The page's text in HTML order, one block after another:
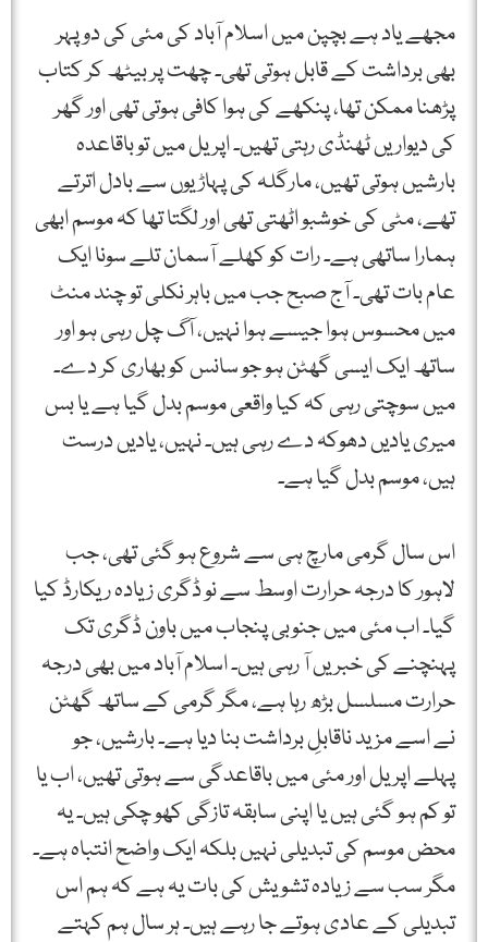
مجھے یاد ہے بچپن میں اسلام آباد کی مئی کی دوپہر
بھی برداشت کے قابل ہوتی تھی۔ چھت پر بیٹھ کر کتاب
پڑھنا ممکن تھا، پنکھے کی ہوا کافی ہوتی تھی اور گھر
کی دیواریں ٹھنڈی رہتی تھیں۔ اپریل میں تو باقاعدہ
بارشیں ہوتی تھیں، مارگلہ کی پہاڑیوں سے بادل اترتے
تھے، مٹی کی خوشبو اٹھتی تھی اور لگتا تھا کہ موسم ابھی
ہمارا ساتھی ہے۔ رات کو کھلے آسمان تلے سونا ایک
عام بات تھی۔ آج صبح جب میں باہر نکلی تو چند منٹ
میں محسوس ہوا جیسے ہوا نہیں، آگ چل رہی ہو اور
ساتھ ایک ایسی گھٹن ہو جو سانس کو بھاری کر دے۔
میں سوچتی رہی کہ کیا واقعی موسم بدل گیا ہے یا بس
میری یادیں دھوکہ دے رہی ہیں۔ نہیں، یادیں درست
ہیں، موسم بدل گیا ہے۔
اس سال گرمی مارچ ہی سے شروع ہو گئی تھی، جب
لاہور کا درجہ حرارت اوسط سے نو ڈگری زیادہ ریکارڈ کیا
گیا۔ اب مئی میں جنوبی پنجاب میں باون ڈگری تک
پہنچنے کی خبریں آ رہی ہیں۔ اسلام آباد میں بھی درجہ
حرارت مسلسل بڑھ رہا ہے، مگر گرمی کے ساتھ گھٹن
نے اسے مزید ناقابلِ برداشت بنا دیا ہے۔ بارشیں، جو
پہلے اپریل اور مئی میں باقاعدگی سے ہوتی تھیں، اب یا
تو کم ہو گئی ہیں یا اپنی سابقہ تازگی کھو چکی ہیں۔ یہ
محض موسم کی تبدیلی نہیں بلکہ ایک واضح انتباہ ہے۔
مگر سب سے زیادہ تشویش کی بات یہ ہے کہ ہم اس
تبدیلی کے عادی ہوتے جا رہے ہیں۔ ہر سال ہم کہتے